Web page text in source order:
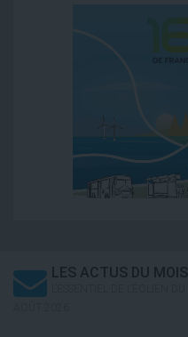
LES ACTUS DU MOIS